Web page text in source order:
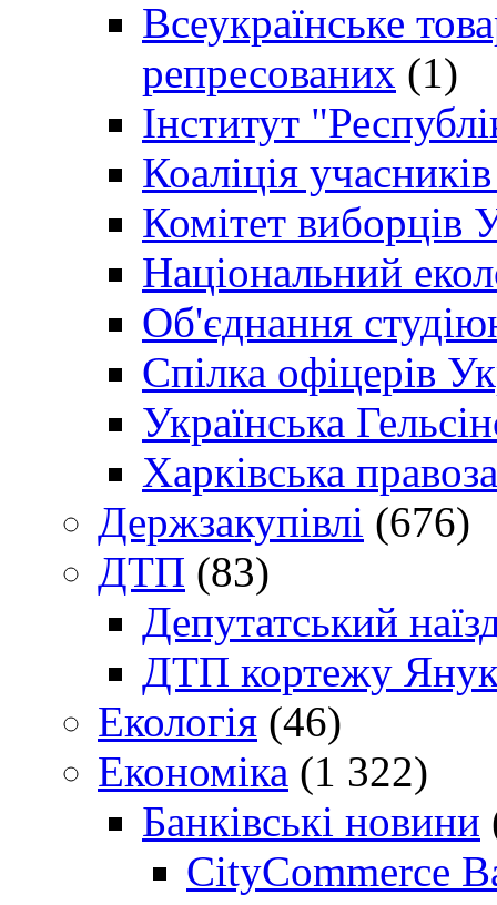
Всеукраїнське
репресованих (1)
Інститут
Коаліція
Комітет виборців
Національний
Об'єднання
Спілка офіцерів
Українська
Харківська
Держзакупівлі (676)
ДТП (83)
Депутатський
ДТП кортежу
Екологія (46)
Економіка (1 322)
Банківські новини
CityCommerce